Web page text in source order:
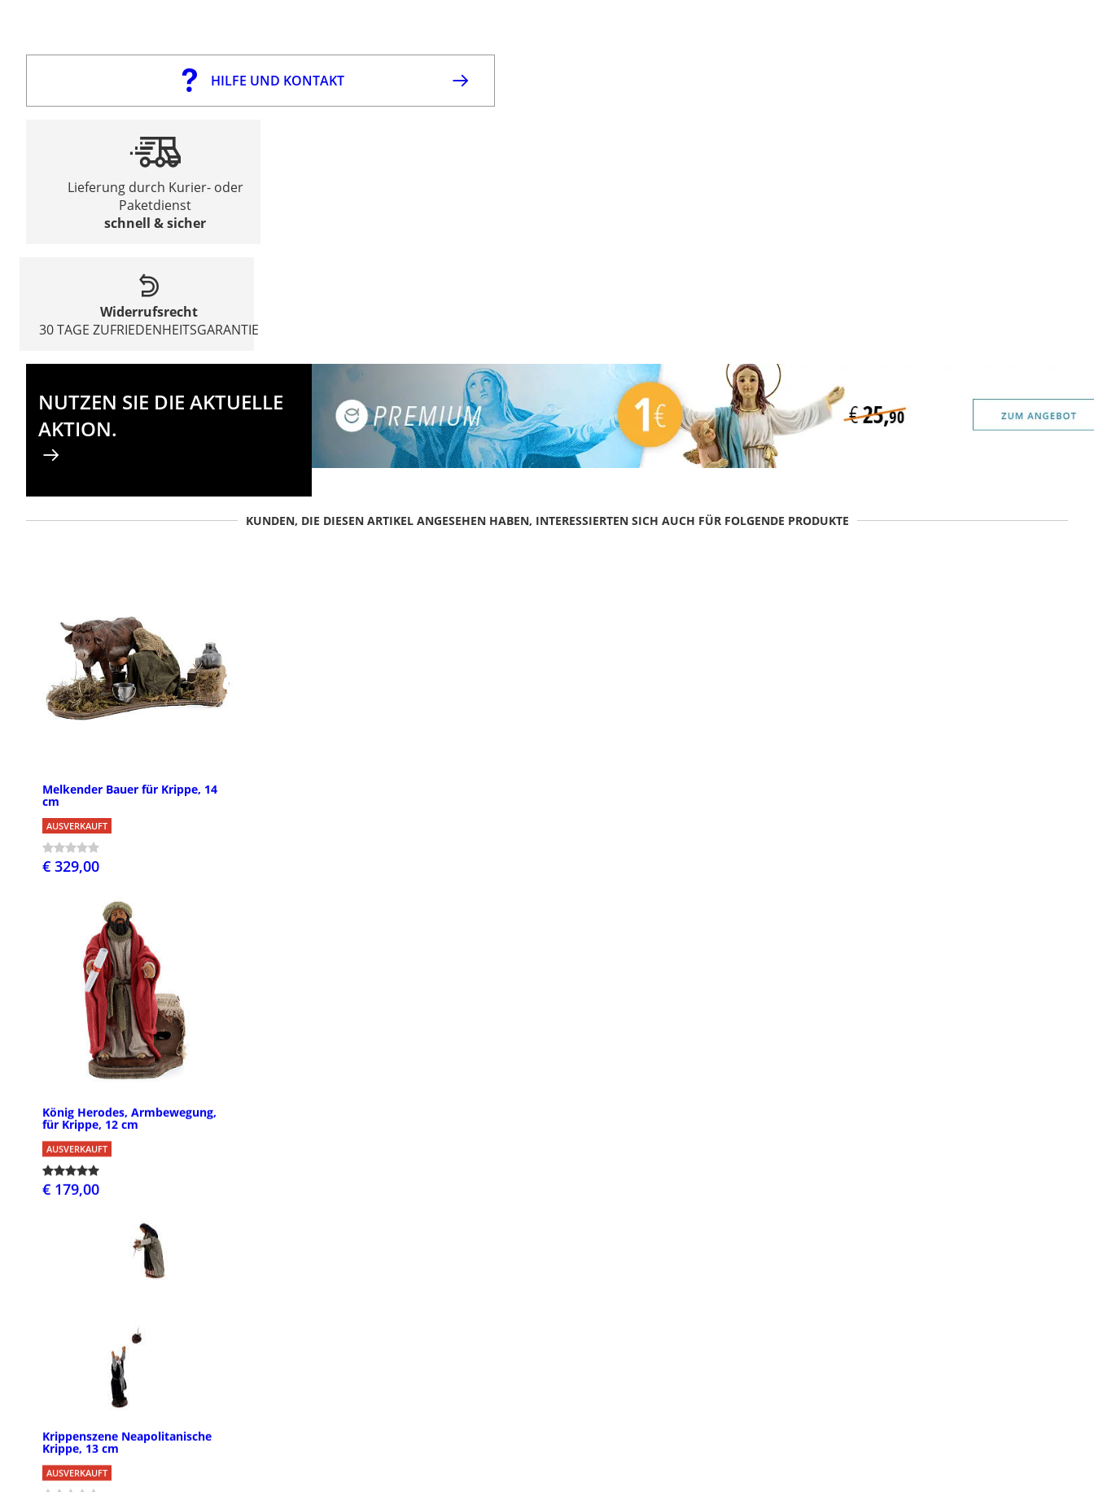
HILFE UND KONTAKT
Lieferung durch Kurier- oder
Paketdienst
schnell & sicher
Widerrufsrecht
30 TAGE ZUFRIEDENHEITSGARANTIE
NUTZEN SIE DIE AKTUELLE
AKTION.
KUNDEN, DIE DIESEN ARTIKEL ANGESEHEN HABEN, INTERESSIERTEN SICH AUCH FÜR FOLGENDE PRODUKTE
Melkender Bauer für Krippe, 14
cm
AUSVERKAUFT
€ 329,00
König Herodes, Armbewegung,
für Krippe, 12 cm
AUSVERKAUFT
€ 179,00
Krippenszene Neapolitanische
Krippe, 13 cm
AUSVERKAUFT